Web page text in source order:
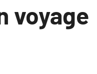
voyage